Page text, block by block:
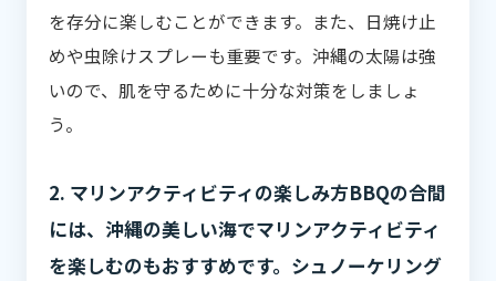
を存分に楽しむことができます。また、日焼け止
めや虫除けスプレーも重要です。沖縄の太陽は強
いので、肌を守るために十分な対策をしましょ
う。
2. マリンアクティビティの楽しみ方BBQの合間
には、沖縄の美しい海でマリンアクティビティ
を楽しむのもおすすめです。シュノーケリング